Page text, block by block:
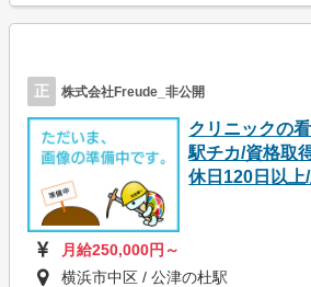
正 株式会社Freude_非公開
クリニックの
駅チカ/資格取
休日120日以上
月給250,000円～
横浜市中区 / 公津の杜駅